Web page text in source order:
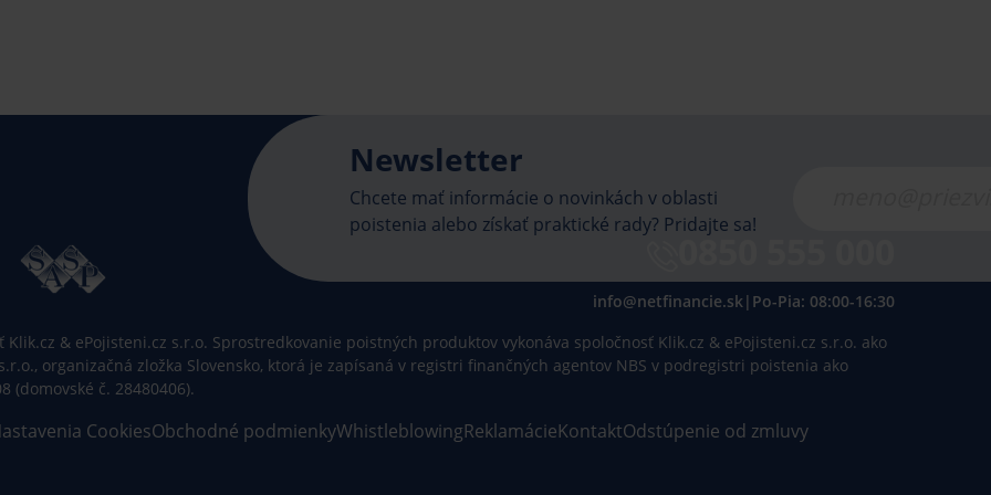
Newsletter
Chcete mať informácie o novinkách v oblasti
poistenia alebo získať praktické rady? Pridajte sa!
0850 555 000
info@netfinancie.sk| Po-Pia: 08:00-16:30
& ePojisteni.cz s.r.o. Sprostredkovanie poistných produktov vykonáva spoločnosť Klik.cz & ePojisteni.cz s.r.o. ako
organizačná zložka Slovensko, ktorá je zapísaná v registri finančných agentov NBS v podregistri poistenia ako
(domovské č. 28480406).
CookiesObchodné podmienkyWhistleblowingReklamácieKontaktOdstúpenie od zmluvy